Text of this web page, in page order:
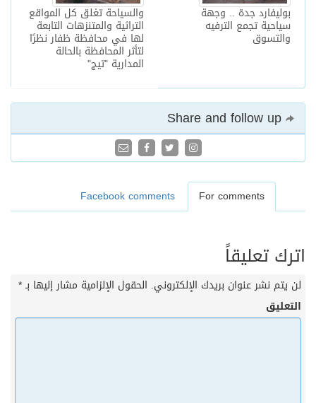
والسياحة تغلق كل المواقع
التراثية والمتنزهات التابعة
لها في محافظة ظفار نظرًا
لتأثر المحافظة بالحالة
المدارية "تيج"
بوليفارد جدة .. وجهة
سياحية تجمع الترفيه
والتسوق
For comments
Facebook comments
اترك تعليقاً
لن يتم نشر عنوان بريدك الإلكتروني. الحقول الإلزامية مشار إليها بـ*
التعليق